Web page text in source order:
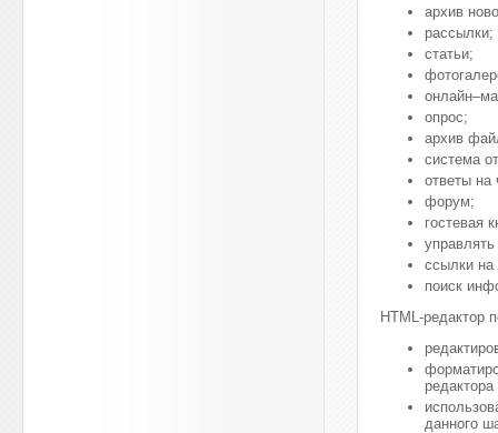
архив
рассылки;
статьи;
опрос;
архив
система
ответы на
форум;
гостевая
ссылки на
поиск
HTML-редактор
данного